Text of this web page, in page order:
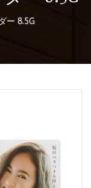
ー 8.5G